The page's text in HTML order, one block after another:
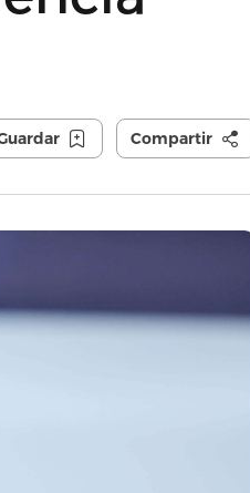
Compartir